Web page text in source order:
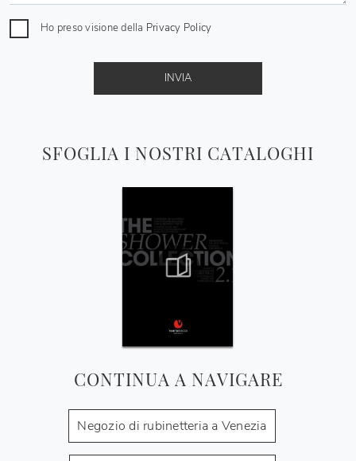
SFOGLIA I NOSTRI CATALOGHI
CONTINUA A NAVIGARE
Negozio di rubinetteria a Venezia
Ho preso visione della Privacy Policy
INVIA